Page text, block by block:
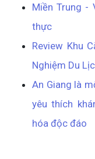
Miền Trung -
thực
Review Khu
Nghiệm Du
An Giang là
yêu thích
hóa độc đáo